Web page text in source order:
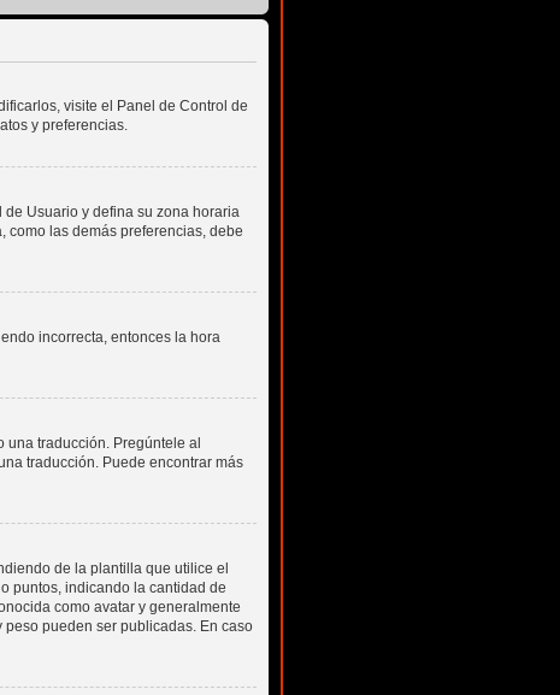
visite el Panel de Control de
y preferencias.
Usuario y defina su zona horaria
como las demás preferencias, debe
incorrecta, entonces la hora
traducción. Pregúntele al
traducción. Puede encontrar más
de la plantilla que utilice el
puntos, indicando la cantidad de
como avatar y generalmente
pueden ser publicadas. En caso